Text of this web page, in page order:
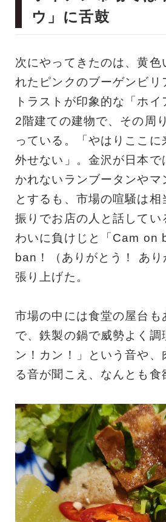
ウ」に舌鼓
次にやってきたのは、黄色
れたピンクのブーゲンビリ
トラストが印象的な「ホ
2階建ての建物で、その周
っている。「やはりここ
外せない」。金沢が日本で
かれないランブータンやマ
とするも、市場の喧騒は
振りでお店の人と話してい
わいに負けじと「Cam on
ban！（ありがとう！ あ
張り上げた。
市場の中には食堂の屋台も
で、鉄製の鍋で威勢よく調
ン！カン！」という音や
る音が聞こえ、なんとも食